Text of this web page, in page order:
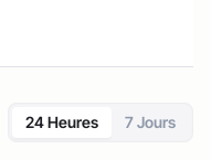
générale de l'énergie
de 18 livres.
24 Heures 7 Jours